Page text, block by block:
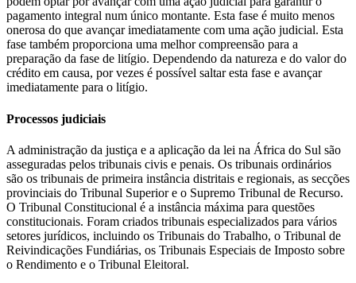
pagamento integral num único montante. Esta fase é muito menos
onerosa do que avançar imediatamente com uma ação judicial. Esta
fase também proporciona uma melhor compreensão para a
preparação da fase de litígio. Dependendo da natureza e do valor do
crédito em causa, por vezes é possível saltar esta fase e avançar
imediatamente para o litígio.
Processos judiciais
A administração da justiça e a aplicação da lei na África do Sul são
asseguradas pelos tribunais civis e penais. Os tribunais ordinários
são os tribunais de primeira instância distritais e regionais, as secções
provinciais do Tribunal Superior e o Supremo Tribunal de Recurso.
O Tribunal Constitucional é a instância máxima para questões
constitucionais. Foram criados tribunais especializados para vários
setores jurídicos, incluindo os Tribunais do Trabalho, o Tribunal de
Reivindicações Fundiárias, os Tribunais Especiais de Imposto sobre
o Rendimento e o Tribunal Eleitoral.